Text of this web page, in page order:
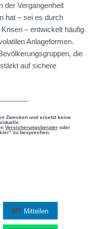
der Vergangenheit
hat – sei es durch
– entwickelt häufig
Anlageformen.
die
auf sichere
Zwecken und ersetzt keine
Versicherungsberater oder
zu besprechen.
Mitteilen